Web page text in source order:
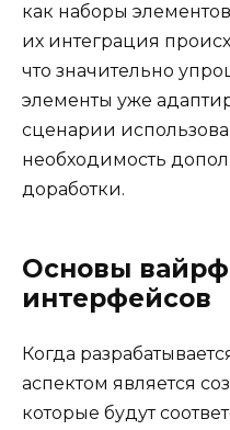
как наборы
их интеграция
что значительно
элементы уже
сценарии
необходимость
доработки.
Основы
интерфейсов
Когда
аспектом является
которые будут